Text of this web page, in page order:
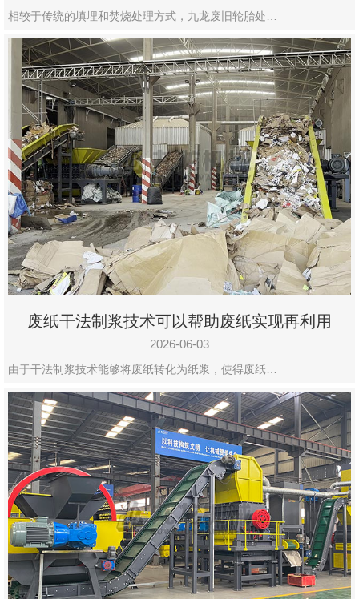
相较于传统的填埋和焚烧处理方式，九龙废旧轮胎处…
废纸干法制浆技术可以帮助废纸实现再利用
2026-06-03
由于干法制浆技术能够将废纸转化为纸浆，使得废纸…